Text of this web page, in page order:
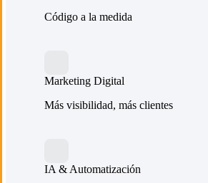
Código a la medida
Marketing Digital
Más visibilidad, más clientes
IA & Automatización